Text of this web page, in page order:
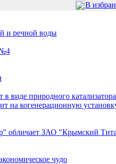
В
и речной воды
№4
виде природного катализатора
на когенерационную
обличает ЗАО "Крымский
чудо